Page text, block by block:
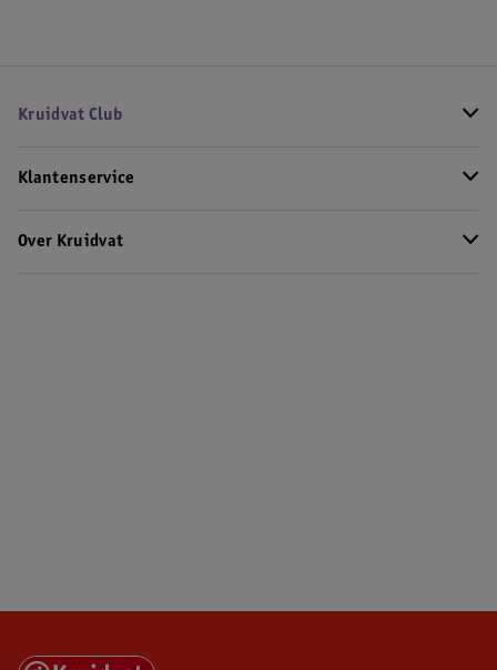
Kruidvat Club
Klantenservice
Over Kruidvat